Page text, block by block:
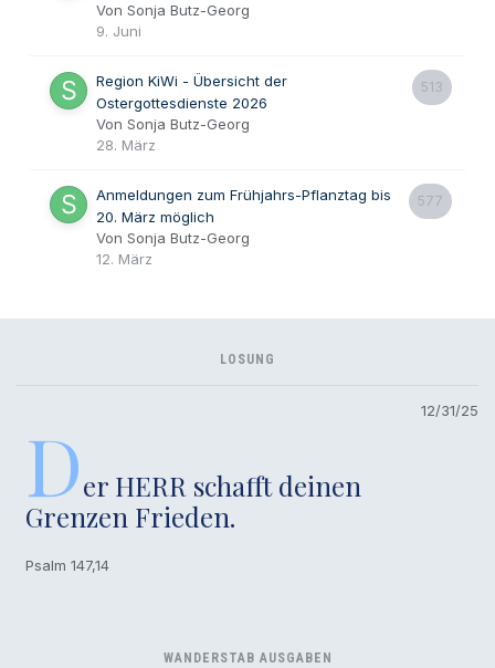
Von Sonja Butz-Georg
9. Juni
513
Region KiWi - Übersicht der
Ostergottesdienste 2026
Von Sonja Butz-Georg
28. März
577
Anmeldungen zum Frühjahrs-Pflanztag bis
20. März möglich
Von Sonja Butz-Georg
12. März
LOSUNG
12/31/25
Der HERR schafft deinen
Grenzen Frieden.
Psalm 147,14
WANDERSTAB AUSGABEN